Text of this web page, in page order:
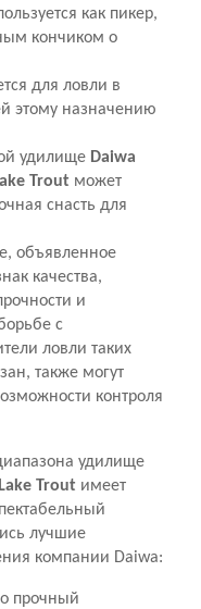
как пикер,
кончиком о
для ловли в
этому назначению
удилище Daiwa
Trout может
снасть для
объявленное
качества,
и
с
ловли таких
также могут
контроля
удилище
Trout имеет
лучшие
компании Daiwa:
прочный